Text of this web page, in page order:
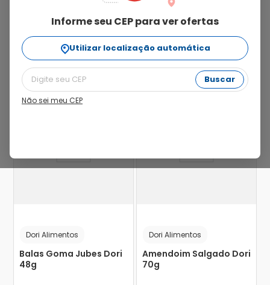
Informe seu CEP para ver ofertas
Utilizar localização automática
Buscar
Não sei meu CEP
Ordenar Por
relevância
Dori Alimentos
Balas Goma Jubes Dori
48g
Dori Alimentos
Amendoim Salgado Dori
70g